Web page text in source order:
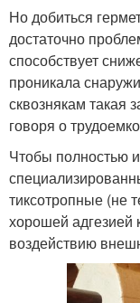
Но добиться
достаточно
способствует
проникала
сквознякам такая
говоря о
Чтобы полностью
тиксотропные (не
хорошей адгезией
воздействию